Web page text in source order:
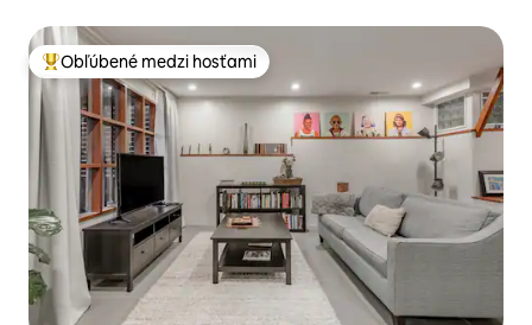
Najobľúbenejšie medzi hosťami
Obľúbené medzi hosťami